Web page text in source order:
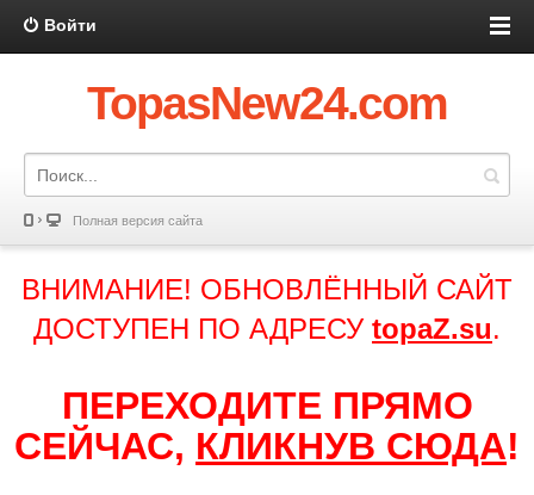
Войти
TopasNew24.com
Полная версия сайта
ВНИМАНИЕ! ОБНОВЛЁННЫЙ САЙТ
ДОСТУПЕН ПО АДРЕСУ topaZ.su.
ПЕРЕХОДИТЕ ПРЯМО
СЕЙЧАС, КЛИКНУВ СЮДА!